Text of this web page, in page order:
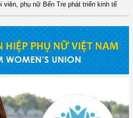
viên, phụ nữ Bến Tre phát triển kinh tế